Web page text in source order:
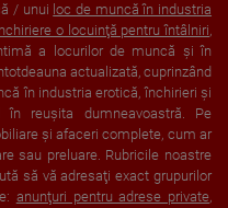
/ unui loc de muncă în industria
o locuinţă pentru întâlniri,
a locurilor de muncă şi în
actualizată, cuprinzând
în industria erotică, închirieri şi
reuşita dumneavoastră. Pe
şi afaceri complete, cum ar
sau preluare. Rubricile noastre
să vă adresaţi exact grupurilor
anunţuri pentru adrese private,